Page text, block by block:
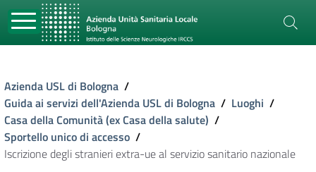
Azienda USL di Bologna /
Guida ai servizi dell'Azienda USL di Bologna / Luoghi /
Casa della Comunità (ex Casa della salute) /
Sportello unico di accesso /
Iscrizione degli stranieri extra-ue al servizio sanitario nazionale